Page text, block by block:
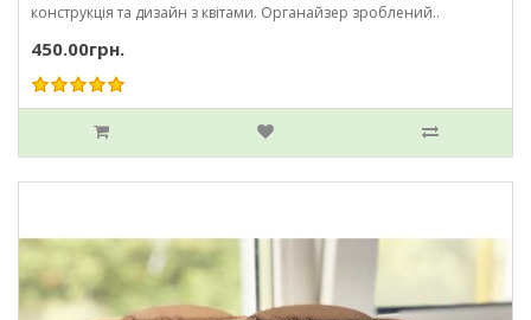
конструкція та дизайн з квітами. Органайзер зроблений..
450.00грн.